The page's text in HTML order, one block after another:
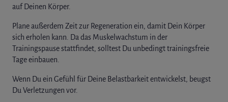
auf Deinen Körper.
Plane außerdem Zeit zur Regeneration ein, damit Dein Körper
sich erholen kann. Da das Muskelwachstum in der
Trainingspause stattfindet, solltest Du unbedingt trainingsfreie
Tage einbauen.
Wenn Du ein Gefühl für Deine Belastbarkeit entwickelst, beugst
Du Verletzungen vor.